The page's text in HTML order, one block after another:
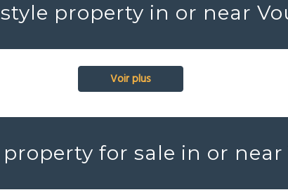
property in or near
Voir plus
for sale in or